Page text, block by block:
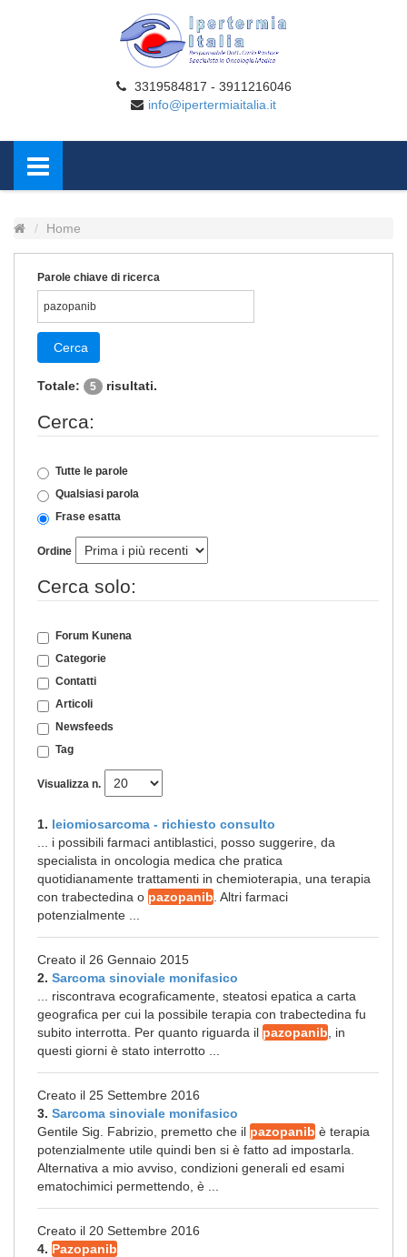
3319584817 - 3911216046
info@ipertermiaitalia.it
Home
Parole chiave di ricerca
Cerca
Totale: 5 risultati.
Cerca:
Tutte le parole
Qualsiasi parola
Frase esatta
Ordine
Cerca solo:
Forum Kunena
Categorie
Contatti
Articoli
Newsfeeds
Tag
Visualizza n.
1. leiomiosarcoma - richiesto consulto
... i possibili farmaci antiblastici, posso suggerire, da
specialista in oncologia medica che pratica
quotidianamente trattamenti in chemioterapia, una terapia
con trabectedina o pazopanib . Altri farmaci
potenzialmente ...
Creato il 26 Gennaio 2015
2. Sarcoma sinoviale monifasico
... riscontrava ecograficamente, steatosi epatica a carta
geografica per cui la possibile terapia con trabectedina fu
subito interrotta. Per quanto riguarda il pazopanib , in
questi giorni è stato interrotto ...
Creato il 25 Settembre 2016
3. Sarcoma sinoviale monifasico
Gentile Sig. Fabrizio, premetto che il pazopanib è terapia
potenzialmente utile quindi ben si è fatto ad impostarla.
Alternativa a mio avviso, condizioni generali ed esami
ematochimici permettendo, è ...
Creato il 20 Settembre 2016
4. Pazopanib